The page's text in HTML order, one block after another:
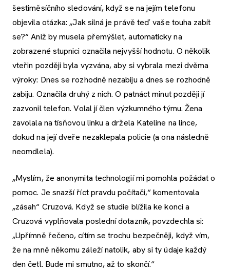
šestiměsíčního sledování, když se na jejím telefonu
objevila otázka: „Jak silná je právě teď vaše touha zabít
se?“ Aniž by musela přemýšlet, automaticky na
zobrazené stupnici označila nejvyšší hodnotu. O několik
vteřin později byla vyzvána, aby si vybrala mezi dvěma
výroky: Dnes se rozhodně nezabiju a dnes se rozhodně
zabiju. Označila druhý z nich. O patnáct minut později jí
zazvonil telefon. Volal jí člen výzkumného týmu. Žena
zavolala na tísňovou linku a držela Kateline na lince,
dokud na její dveře nezaklepala policie (a ona následně
neomdlela).
„Myslím, že anonymita technologií mi pomohla požádat o
pomoc. Je snazší říct pravdu počítači,“ komentovala
„zásah“ Cruzová. Když se studie blížila ke konci a
Cruzová vyplňovala poslední dotazník, povzdechla si:
„Upřímně řečeno, cítím se trochu bezpečněji, když vím,
že na mně někomu záleží natolik, aby si ty údaje každý
den četl. Bude mi smutno, až to skončí.“